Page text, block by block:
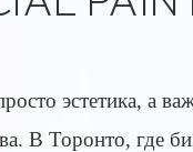
эстетика, а
В Торонто, где